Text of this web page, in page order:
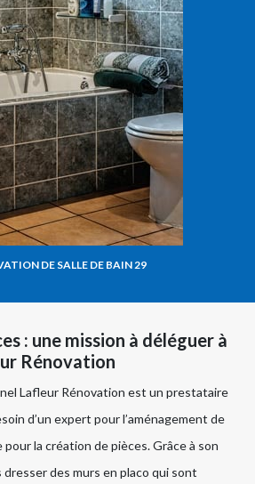
DE SALLE DE BAIN 29
: une mission à déléguer à
Rénovation
Lafleur Rénovation est un prestataire
d’un expert pour l’aménagement de
la création de pièces. Grâce à son
des murs en placo qui sont